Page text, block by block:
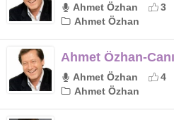
Ahmet Özhan 3
Ahmet Özhan
Ahmet Özhan-
Ahmet Özhan 4
Ahmet Özhan